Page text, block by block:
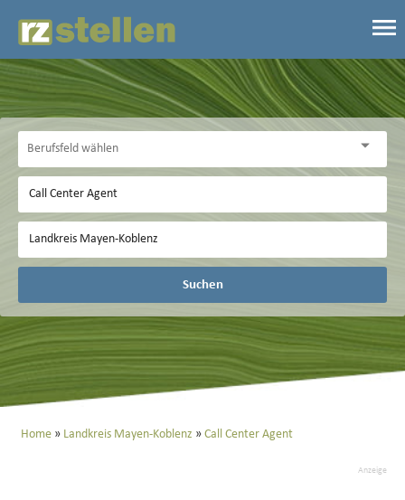
Suchen
Home Landkreis Mayen-Koblenz Call Center Agent
Anzeige